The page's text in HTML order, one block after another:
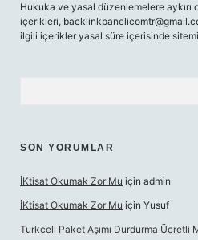
Hukuka ve yasal düzenlemelere aykırı
içerikleri,
ilgili içerikler yasal süre içerisinde
SON YORUMLAR
İKtisat Okumak Zor Mu için admin
İKtisat Okumak Zor Mu için Yusuf
Turkcell Paket Aşımı Durdurma Ücretli